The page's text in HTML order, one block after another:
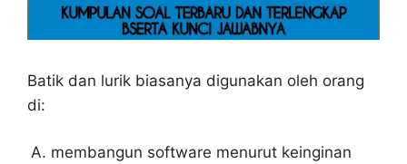
Batik dan lurik biasanya digunakan oleh orang
di:
membangun software menurut keinginan